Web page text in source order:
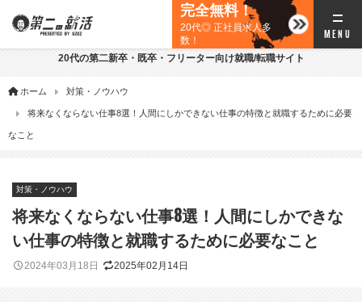
完全無料！
20代◎ 正社員求人多
数！
20代の第二新卒・既卒・フリーター向け就職/転職サイト
ホーム 対策・ノウハウ
将来なくならない仕事8選！人間にしかできない仕事の特徴と就職するために必要
なこと
対策・ノウハウ
将来なくならない仕事8選！人間にしかできな
い仕事の特徴と就職するために必要なこと
2024年03月18日 2025年02月14日